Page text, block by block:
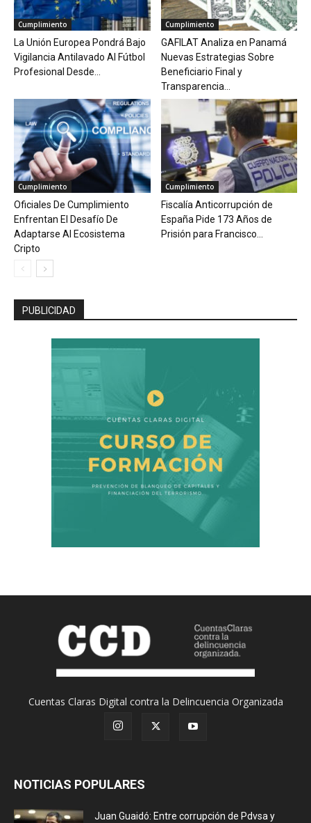
Cumplimiento
La Unión Europea Pondrá Bajo
Vigilancia Antilavado Al Fútbol
Profesional Desde...
Cumplimiento
GAFILAT Analiza en Panamá
Nuevas Estrategias Sobre
Beneficiario Final y
Transparencia...
Cumplimiento
Oficiales De Cumplimiento
Enfrentan El Desafío De
Adaptarse Al Ecosistema
Cripto
Cumplimiento
Fiscalía Anticorrupción de
España Pide 173 Años de
Prisión para Francisco...
PUBLICIDAD
Cuentas Claras Digital contra la Delincuencia Organizada
NOTICIAS POPULARES
Juan Guaidó: Entre corrupción de Pdvsa y